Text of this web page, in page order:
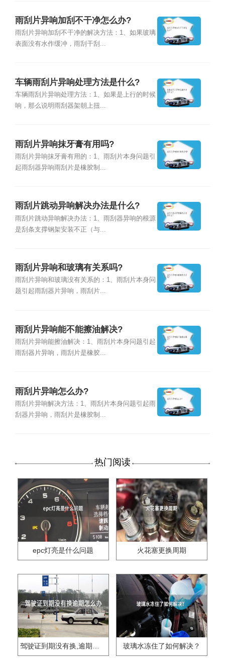
雨刮片异响加刮不干净怎么办?
雨刮片异响加刮不干净的解决方法：1、如果玻璃
表面没有水作缓冲，雨刮干刮...
车辆雨刮片异响处理方法是什么?
车辆雨刮片异响处理方法：1、如果是上行的时候
响，那么说明雨刮器架朝上扭...
雨刮片异响抹牙膏有用吗?
雨刮片异响抹牙膏有用的：1、雨刮片本身问题引
起雨刮器异响雨刮片是橡胶制...
雨刮片跳动异响解决办法是什么?
雨刮片跳动异响解决办法：1、雨刮器异响的根源
是刮条支撑钢架安装不正（与...
雨刮片异响和玻璃有关系吗?
雨刮片异响和玻璃没有关系的：1、雨刮片本身问
题引起雨刮器片异响，雨刮片...
雨刮片异响能不能擦油解决?
雨刮片异响能擦油解决：1、雨刮片本身问题引起
雨刮器片异响，雨刮片是橡胶...
雨刮片异响怎么办?
雨刮片异响解决方法：1、雨刮片本身问题引起雨
刮器片异响，雨刮片是橡胶制...
热门阅读
epc灯亮是什么问题 火花塞更换周期
驾驶证到期没有换,逾期怎么办?? 玻璃水冻住了如何解决？